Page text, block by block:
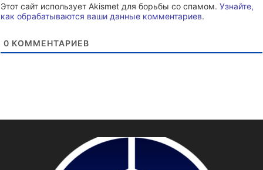
Этот сайт использует Akismet для борьбы со спамом. Узнайте,
как обрабатываются ваши данные комментариев.
0 КОММЕНТАРИЕВ